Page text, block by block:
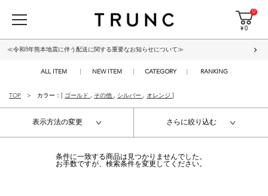
0
¥ 0
≪令和8年熊本地震に伴う配送に関する重要なお知らせについて≫
ALL ITEM NEW ITEM CATEGORY RANKING
TOP カラー：[ ゴールド , その他 , シルバー , オレンジ
表示方法の変更 さらに絞り込む
条件に一致する商品は見つかりませんでした。
お手数ですが、検索条件を変更してください。